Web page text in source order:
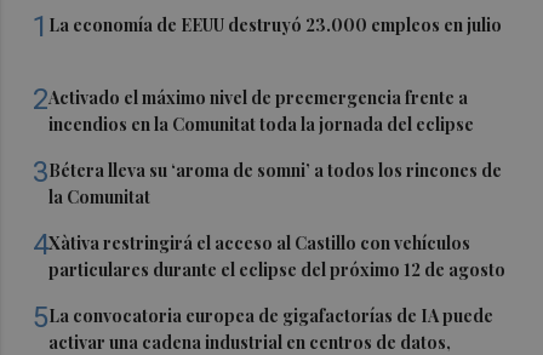
1 La economía de EEUU destruyó 23.000 empleos en julio
2Activado el máximo nivel de preemergencia frente a
incendios en la Comunitat toda la jornada del eclipse
3Bétera lleva su ‘aroma de somni’ a todos los rincones de
la Comunitat
4Xàtiva restringirá el acceso al Castillo con vehículos
particulares durante el eclipse del próximo 12 de agosto
5La convocatoria europea de gigafactorías de IA puede
activar una cadena industrial en centros de datos,